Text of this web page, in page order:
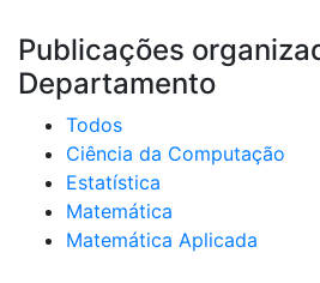
Publicações
Departamento
Todos
Ciência da Computação
Estatística
Matemática
Matemática Aplicada